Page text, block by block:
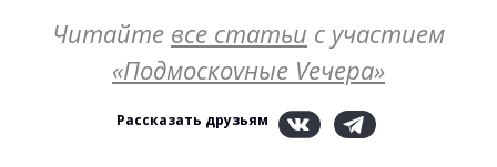
Читайте все статьи с участием
«Подмоскоvные Vечера»
Рассказать друзьям